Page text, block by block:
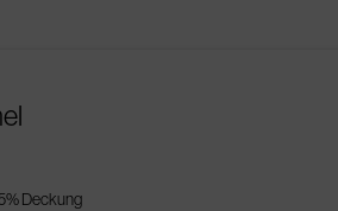
Deckung